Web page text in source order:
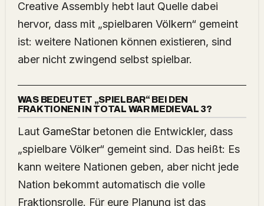
Creative Assembly hebt laut Quelle dabei
hervor, dass mit „spielbaren Völkern“ gemeint
ist: weitere Nationen können existieren, sind
aber nicht zwingend selbst spielbar.
WAS BEDEUTET „SPIELBAR“ BEI DEN
FRAKTIONEN IN TOTAL WAR MEDIEVAL 3?
Laut GameStarbetonen die Entwickler, dass
„spielbare Völker“ gemeint sind. Das heißt: Es
kann weitere Nationen geben, aber nicht jede
Nation bekommt automatisch die volle
Fraktionsrolle. Für eure Planung ist das